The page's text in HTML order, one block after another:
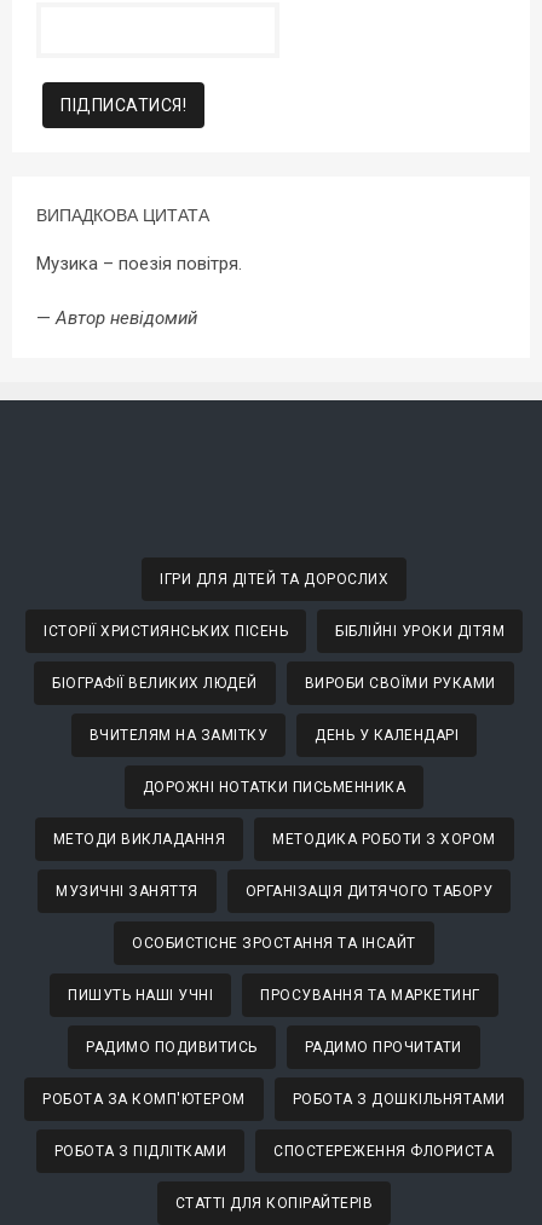
ВИПАДКОВА ЦИТАТА
Музика – поезія повітря.
—Автор невідомий
ІГРИ ДЛЯ ДІТЕЙ ТА ДОРОСЛИХ
ІСТОРІЇ ХРИСТИЯНСЬКИХ ПІСЕНЬ БІБЛІЙНІ УРОКИ ДІТЯМ
БІОГРАФІЇ ВЕЛИКИХ ЛЮДЕЙ ВИРОБИ СВОЇМИ РУКАМИ
ВЧИТЕЛЯМ НА ЗАМІТКУ ДЕНЬ У КАЛЕНДАРІ
ДОРОЖНІ НОТАТКИ ПИСЬМЕННИКА
МЕТОДИ ВИКЛАДАННЯ МЕТОДИКА РОБОТИ З ХОРОМ
МУЗИЧНІ ЗАНЯТТЯ ОРГАНІЗАЦІЯ ДИТЯЧОГО ТАБОРУ
ОСОБИСТІСНЕ ЗРОСТАННЯ ТА ІНСАЙТ
ПИШУТЬ НАШІ УЧНІ ПРОСУВАННЯ ТА МАРКЕТИНГ
РАДИМО ПОДИВИТИСЬ РАДИМО ПРОЧИТАТИ
РОБОТА ЗА КОМП'ЮТЕРОМ РОБОТА З ДОШКІЛЬНЯТАМИ
РОБОТА З ПІДЛІТКАМИ СПОСТЕРЕЖЕННЯ ФЛОРИСТА
СТАТТІ ДЛЯ КОПІРАЙТЕРІВ